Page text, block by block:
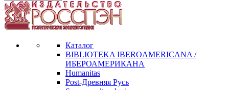
Каталог
BIBLIOTEKA IBEROAMERICANA /
ИБЕРОАМЕРИКАНА
Humanitas
Post-Древняя Русь